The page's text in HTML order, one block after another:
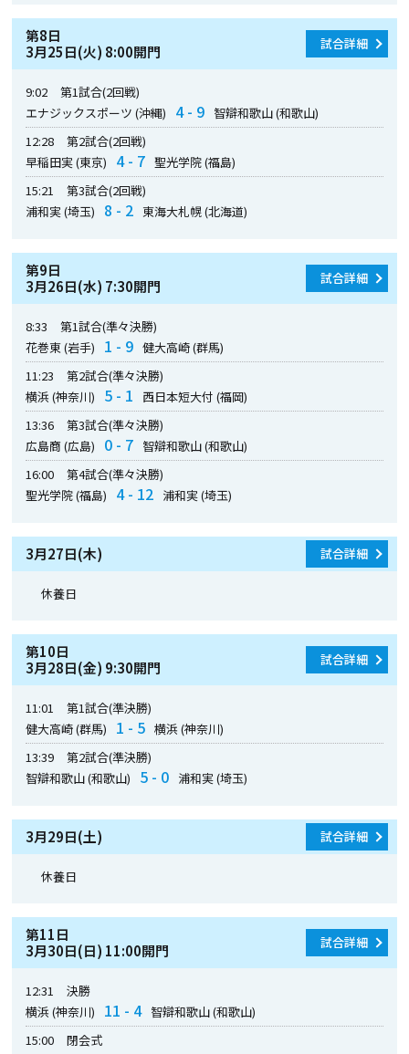
第8日
3月25日(火) 8:00開門
試合詳細
9:02
第1試合(2回戦)
エナジックスポーツ (沖縄)
4 - 9 智辯和歌山 (和歌山)
12:28
第2試合(2回戦)
早稲田実 (東京)
4 - 7 聖光学院 (福島)
15:21
第3試合(2回戦)
浦和実 (埼玉)
8 - 2 東海大札幌 (北海道)
第9日
3月26日(水) 7:30開門
試合詳細
8:33
第1試合(準々決勝)
花巻東 (岩手)
1 - 9 健大高崎 (群馬)
11:23
第2試合(準々決勝)
横浜 (神奈川)
5 - 1
西日本短大付 (福岡)
13:36
第3試合(準々決勝)
広島商 (広島)
0 - 7 智辯和歌山 (和歌山)
16:00
第4試合(準々決勝)
聖光学院 (福島)
4 - 12 浦和実 (埼玉)
3月27日(木) 試合詳細
休養日
第10日
3月28日(金) 9:30開門
試合詳細
11:01
第1試合(準決勝)
健大高崎 (群馬)
1 - 5 横浜 (神奈川)
13:39
第2試合(準決勝)
智辯和歌山 (和歌山)
5 - 0 浦和実 (埼玉)
3月29日(土) 試合詳細
休養日
第11日
3月30日(日) 11:00開門
試合詳細
12:31
決勝
横浜 (神奈川)
11 - 4 智辯和歌山 (和歌山)
15:00
閉会式